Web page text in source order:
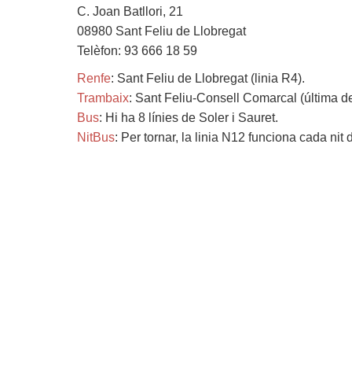
C. Joan Batllori, 21
08980 Sant Feliu de Llobregat
Telèfon: 93 666 18 59
Renfe: Sant Feliu de Llobregat (linia R4).
Trambaix: Sant Feliu-Consell Comarcal (última
Bus: Hi ha 8 línies de Soler i Sauret.
NitBus: Per tornar, la linia N12 funciona cada nit